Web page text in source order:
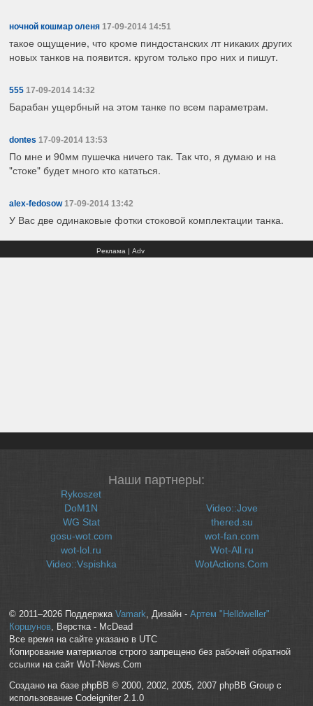
ночной кошмар оленя 17-09-2014 14:51
такое ощущение, что кроме пиндостанских лт никаких других
новых танков на появится. кругом только про них и пишут.
555 17-09-2014 14:32
Барабан ущербный на этом танке по всем параметрам.
dontes 17-09-2014 13:53
По мне и 90мм пушечка ничего так. Так что, я думаю и на
"стоке" будет много кто кататься.
alex-fedosow 17-09-2014 13:42
У Вас две одинаковые фотки стоковой комплектации танка.
Реклама | Adv
Наши партнеры:
Rykoszet
DoM1N
WG Stat
gosu-wot.com
wot-lol.ru
Video::Vspishka
Video::Jove
thered.su
wot-fan.com
Wot-All.ru
WotActions.Com
© 2011–2026 Поддержка Vamark, Дизайн - Артем "Helldweller"
Коршунов, Верстка - McDead
Все время на сайте указано в UTC
Копирование материалов строго запрещено без рабочей обратной
ссылки на сайт WoT-News.Com
Создано на базе phpBB © 2000, 2002, 2005, 2007 phpBB Group с
использование Codeigniter 2.1.0